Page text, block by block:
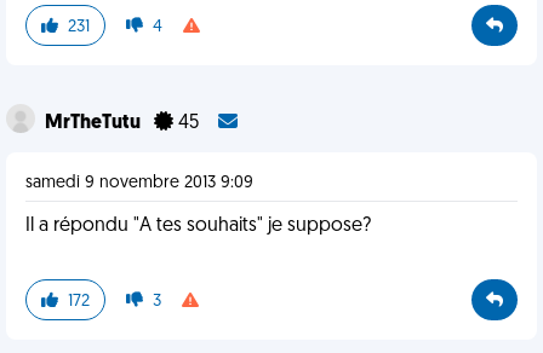
231 4
MrTheTutu 45
samedi 9 novembre 2013 9:09
Il a répondu "A tes souhaits" je suppose?
172 3